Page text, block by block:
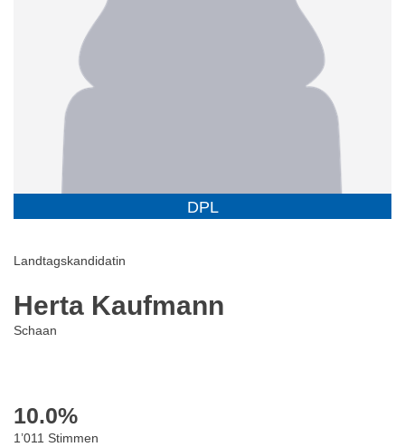
DPL
Landtagskandidatin
Herta Kaufmann
Schaan
10.0%
1’011 Stimmen